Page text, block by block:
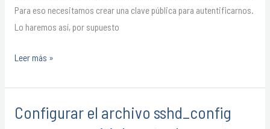
Para eso necesitamos crear una clave pública para autentificarnos.
Lo haremos así, por supuesto
Leer más »
Configurar el archivo sshd_config
Configurar